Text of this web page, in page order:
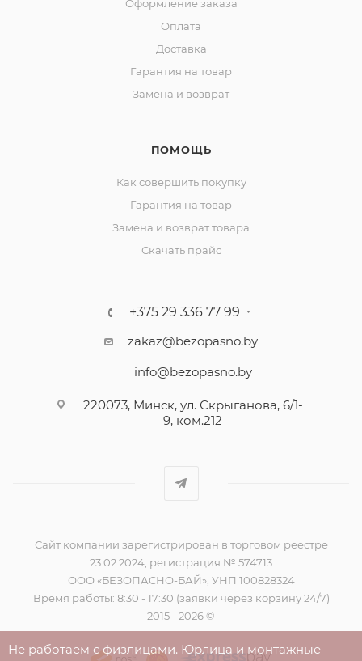
Оформление заказа
Оплата
Доставка
Гарантия на товар
Замена и возврат
ПОМОЩЬ
Как совершить покупку
Гарантия на товар
Замена и возврат товара
Скачать прайс
+375 29 336 77 99
zakaz@bezopasno.by
info@bezopasno.by
220073, Минск, ул. Скрыганова, 6/1-
9, ком.212
Сайт компании зарегистрирован в торговом реестре
23.02.2024, регистрация № 574713
ООО «БЕЗОПАСНО-БАЙ», УНП 100828324
Время работы: 8:30 - 17:30 (заявки через корзину 24/7)
2015 - 2026 ©
Не работаем с физлицами. Юрлица и монтажные